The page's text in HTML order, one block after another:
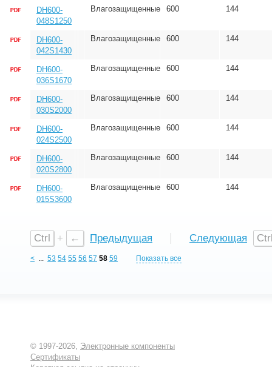
DH600-
048S1250
Влагозащищенные 600 144
DH600-
042S1430
Влагозащищенные 600 144
DH600-
036S1670
Влагозащищенные 600 144
DH600-
030S2000
Влагозащищенные 600 144
DH600-
024S2500
Влагозащищенные 600 144
DH600-
020S2800
Влагозащищенные 600 144
DH600-
015S3600
Влагозащищенные 600 144
Ctrl + ← Предыдущая Следующая
< ... 53 54 55 56 57 58 59 Показать все
© 1997-2026, Электронные компоненты
Сертификаты